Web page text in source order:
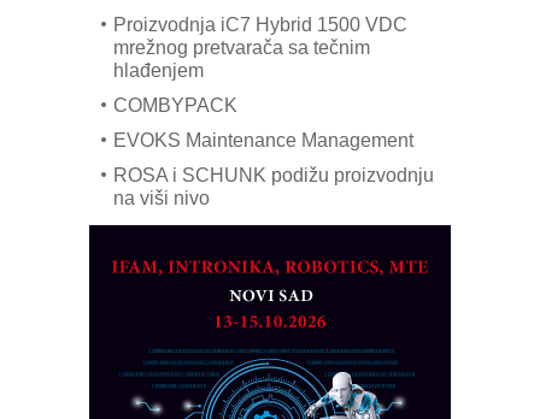
Proizvodnja iC7 Hybrid 1500 VDC
mrežnog pretvarača sa tečnim
hlađenjem
COMBYPACK
EVOKS Maintenance Management
ROSA i SCHUNK podižu proizvodnju
na viši nivo
MAREX - Lim i mašine za savremena
Marcom-plast d.o.o.- vaš pouzdan
partner
CTO - Prilagodite svoju toplinsku
obradu!